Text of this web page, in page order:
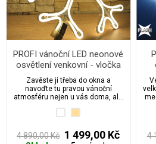
PROFI vánoční LED neonové
osvětlení venkovní - vločka
65 cm s propojovacím
systémem
Zavěste ji třeba do okna a
navoďte tu pravou vánoční
atmosféru nejen u vás doma, ale
4 890,00 Kč 1 499,00 Kč 4